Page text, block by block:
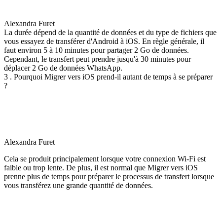
Alexandra Furet
La durée dépend de la quantité de données et du type de fichiers que
vous essayez de transférer d'Android à iOS. En règle générale, il
faut environ 5 à 10 minutes pour partager 2 Go de données.
Cependant, le transfert peut prendre jusqu'à 30 minutes pour
déplacer 2 Go de données WhatsApp.
3 . Pourquoi Migrer vers iOS prend-il autant de temps à se préparer
?
Alexandra Furet
Cela se produit principalement lorsque votre connexion Wi-Fi est
faible ou trop lente. De plus, il est normal que Migrer vers iOS
prenne plus de temps pour préparer le processus de transfert lorsque
vous transférez une grande quantité de données.